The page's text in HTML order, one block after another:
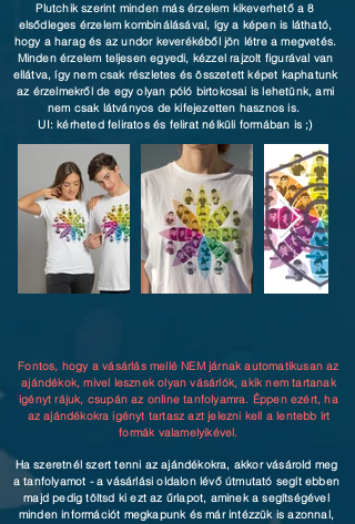
Plutchik szerint minden más érzelem kikeverhető a 8
elsődleges érzelem kombinálásával, így a képen is látható,
hogy a harag és az undor keverékéből jön létre a megvetés.
Minden érzelem teljesen egyedi, kézzel rajzolt figurával van
ellátva, így nem csak részletes és összetett képet kaphatunk
az érzelmekről de egy olyan póló birtokosai is lehetünk, ami
nem csak látványos de kifejezetten hasznos is.
UI: kérheted feliratos és felirat nélküli formában is ;)
Fontos, hogy a vásárlás mellé NEM járnak automatikusan az
ajándékok, mivel lesznek olyan vásárlók, akik nem tartanak
igényt rájuk, csupán az online tanfolyamra. Éppen ezért, ha
az ajándékokra igényt tartasz azt jelezni kell a lentebb írt
formák valamelyikével.
Ha szeretnél szert tenni az ajándékokra, akkor vásárold meg
a tanfolyamot - a vásárlási oldalon lévő útmutató segít ebben
majd pedig töltsd ki ezt az űrlapot, aminek a segítségével
minden információt megkapunk és már intézzük is azonnal,